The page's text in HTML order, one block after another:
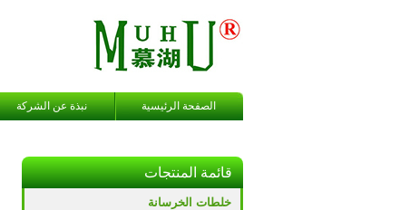
الصفحة الرئيسية نبذة عن الشركة
قائمة المنتجات
خلطات الخرسانة